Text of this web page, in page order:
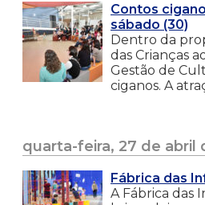
Contos
sábado (30)
Dentro da
das Crianças
Gestão de
ciganos. A
quarta-feira, 27 de abril
Fábrica das
A Fábrica das